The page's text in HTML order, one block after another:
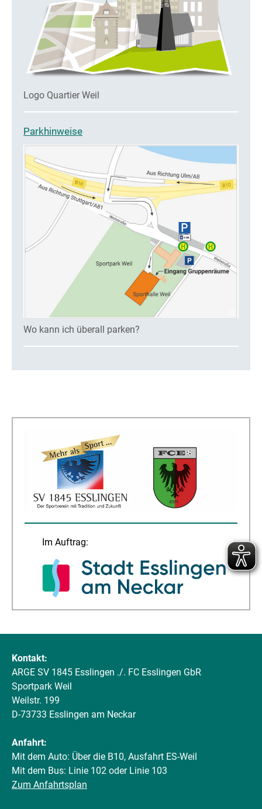
Logo Quartier Weil
Parkhinweise
Wo kann ich überall parken?
Im Auftrag:
Kontakt:
ARGE SV 1845 Esslingen ./. FC Esslingen GbR
Sportpark Weil
Weilstr. 199
D-73733 Esslingen am Neckar
Anfahrt:
Mit dem Auto: Über die B10, Ausfahrt ES-Weil
Mit dem Bus: Linie 102 oder Linie 103
Zum Anfahrtsplan